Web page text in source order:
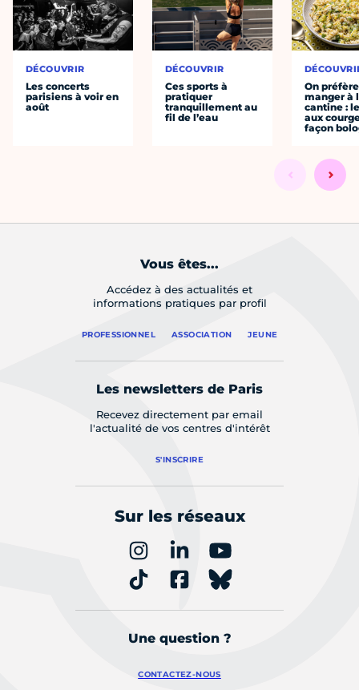
DÉCOUVRIR
Les concerts
parisiens à voir en
août
DÉCOUVRIR
Ces sports à
pratiquer
tranquillement au
fil de l’eau
On préfère
manger à
cantine :
aux
façon
Vous êtes...
Accédez à des actualités et
informations pratiques par profil
PROFESSIONNEL ASSOCIATION JEUNE
Les newsletters de Paris
Recevez directement par email
l'actualité de vos centres d'intérêt
S'INSCRIRE
Sur les réseaux
Une question ?
CONTACTEZ-NOUS